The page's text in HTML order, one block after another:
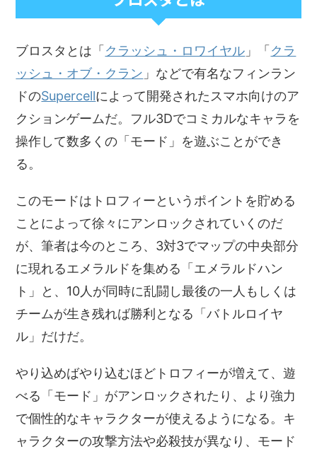
ブロスタとは「クラッシュ・ロワイヤル 」「クラ
ッシュ・オブ・クラン 」などで有名なフィンラン
ドのSupercellによって開発されたスマホ向けのア
クションゲームだ。フル3Dでコミカルなキャラを
操作して数多くの「モード」を遊ぶことができ
る。
このモードはトロフィーというポイントを貯める
ことによって徐々にアンロックされていくのだ
が、筆者は今のところ、3対3でマップの中央部分
に現れるエメラルドを集める「エメラルドハン
ト」と、10人が同時に乱闘し最後の一人もしくは
チームが生き残れば勝利となる「バトルロイヤ
ル」だけだ。
やり込めばやり込むほどトロフィーが増えて、遊
べる「モード」がアンロックされたり、より強力
で個性的なキャラクターが使えるようになる。キ
ャラクターの攻撃方法や必殺技が異なり、モード